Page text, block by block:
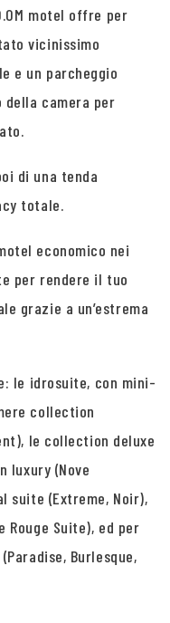
motel offre per
vicinissimo
e un parcheggio
della camera per
di una tenda
totale.
economico nei
per rendere il tuo
grazie a un’estrema
le idrosuite, con mini-
collection
le collection deluxe
luxury (Nove
suite (Extreme, Noir),
Rouge Suite), ed per
Burlesque,